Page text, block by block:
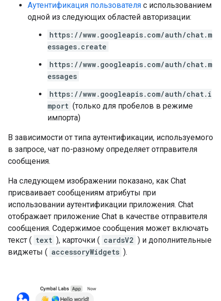
Аутентификация пользователя с использованием
одной из следующих областей авторизации:
https://www.googleapis.com/auth/chat.m
essages.create
https://www.googleapis.com/auth/chat.m
essages
https://www.googleapis.com/auth/chat.i
mport (только для пробелов в режиме
импорта)
В зависимости от типа аутентификации, используемого
в запросе, чат по-разному определяет отправителя
сообщения.
На следующем изображении показано, как Chat
присваивает сообщениям атрибуты при
использовании аутентификации приложения. Chat
отображает приложение Chat в качестве отправителя
сообщения. Содержимое сообщения может включать
текст ( text ), карточки ( cardsV2 ) и дополнительные
виджеты ( accessoryWidgets ).